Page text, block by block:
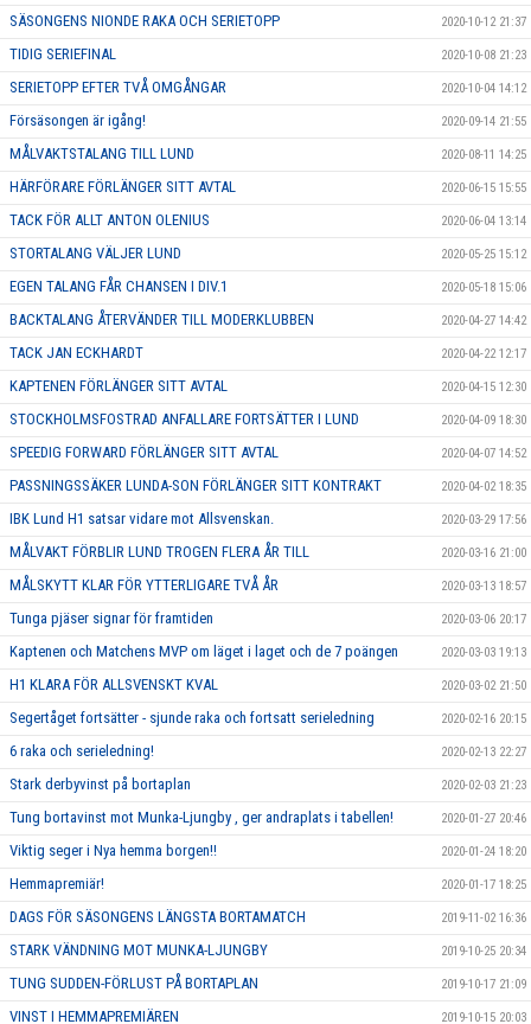
SÄSONGENS NIONDE RAKA OCH SERIETOPP 2020-10-12 21:37
TIDIG SERIEFINAL 2020-10-08 21:23
SERIETOPP EFTER TVÅ OMGÅNGAR 2020-10-04 14:12
Försäsongen är igång! 2020-09-14 21:55
MÅLVAKTSTALANG TILL LUND 2020-08-11 14:25
HÄRFÖRARE FÖRLÄNGER SITT AVTAL 2020-06-15 15:55
TACK FÖR ALLT ANTON OLENIUS 2020-06-04 13:14
STORTALANG VÄLJER LUND 2020-05-25 15:12
EGEN TALANG FÅR CHANSEN I DIV.1 2020-05-18 15:06
BACKTALANG ÅTERVÄNDER TILL MODERKLUBBEN 2020-04-27 14:42
TACK JAN ECKHARDT 2020-04-22 12:17
KAPTENEN FÖRLÄNGER SITT AVTAL 2020-04-15 12:30
STOCKHOLMSFOSTRAD ANFALLARE FORTSÄTTER I LUND 2020-04-09 18:30
SPEEDIG FORWARD FÖRLÄNGER SITT AVTAL 2020-04-07 14:52
PASSNINGSSÄKER LUNDA-SON FÖRLÄNGER SITT KONTRAKT 2020-04-02 18:35
IBK Lund H1 satsar vidare mot Allsvenskan. 2020-03-29 17:56
MÅLVAKT FÖRBLIR LUND TROGEN FLERA ÅR TILL 2020-03-16 21:00
MÅLSKYTT KLAR FÖR YTTERLIGARE TVÅ ÅR 2020-03-13 18:57
Tunga pjäser signar för framtiden 2020-03-06 20:17
Kaptenen och Matchens MVP om läget i laget och de 7 poängen 2020-03-03 19:13
H1 KLARA FÖR ALLSVENSKT KVAL 2020-03-02 21:50
Segertåget fortsätter - sjunde raka och fortsatt serieledning 2020-02-16 20:15
6 raka och serieledning! 2020-02-13 22:27
Stark derbyvinst på bortaplan 2020-02-03 21:23
Tung bortavinst mot Munka-Ljungby , ger andraplats i tabellen! 2020-01-27 20:46
Viktig seger i Nya hemma borgen!! 2020-01-24 18:20
Hemmapremiär! 2020-01-17 18:25
DAGS FÖR SÄSONGENS LÄNGSTA BORTAMATCH 2019-11-02 16:36
STARK VÄNDNING MOT MUNKA-LJUNGBY 2019-10-25 20:34
TUNG SUDDEN-FÖRLUST PÅ BORTAPLAN 2019-10-17 21:09
VINST I HEMMAPREMIÄREN 2019-10-15 20:03